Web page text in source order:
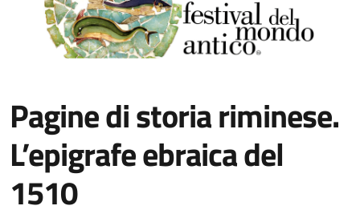
Pagine di storia riminese.
L’epigrafe ebraica del
1510